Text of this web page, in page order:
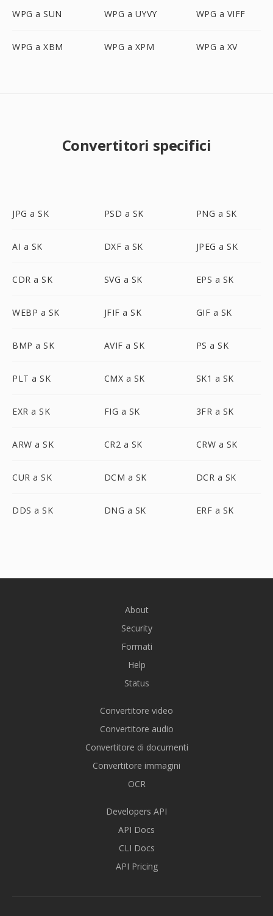
WPG a SUN WPG a UYVY WPG a VIFF
WPG a XBM WPG a XPM WPG a XV
Convertitori specifici
JPG a SK PSD a SK PNG a SK
AI a SK DXF a SK JPEG a SK
CDR a SK SVG a SK EPS a SK
WEBP a SK JFIF a SK GIF a SK
BMP a SK AVIF a SK PS a SK
PLT a SK CMX a SK SK1 a SK
EXR a SK FIG a SK 3FR a SK
ARW a SK CR2 a SK CRW a SK
CUR a SK DCM a SK DCR a SK
DDS a SK DNG a SK ERF a SK
About
Security
Formati
Help
Status
Convertitore video
Convertitore audio
Convertitore di documenti
Convertitore immagini
OCR
Developers API
API Docs
CLI Docs
API Pricing